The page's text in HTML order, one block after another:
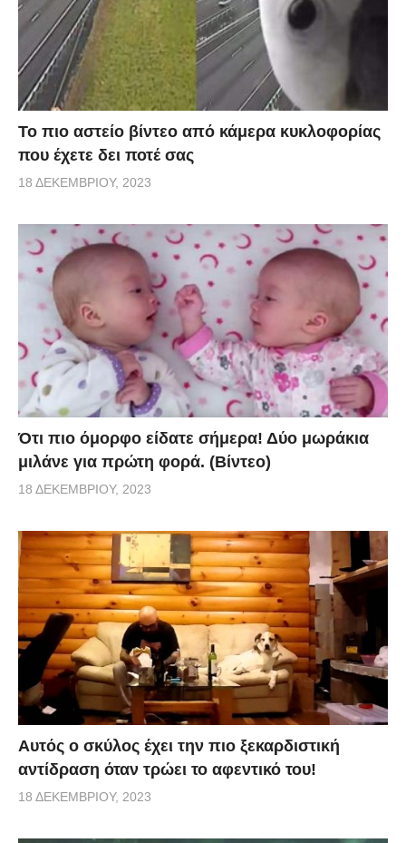
Το πιο αστείο βίντεο από κάμερα κυκλοφορίας
που έχετε δει ποτέ σας
18 ΔΕΚΕΜΒΡΊΟΥ, 2023
Ότι πιο όμορφο είδατε σήμερα! Δύο μωράκια
μιλάνε για πρώτη φορά. (Βίντεο)
18 ΔΕΚΕΜΒΡΊΟΥ, 2023
Αυτός ο σκύλος έχει την πιο ξεκαρδιστική
αντίδραση όταν τρώει το αφεντικό του!
18 ΔΕΚΕΜΒΡΊΟΥ, 2023